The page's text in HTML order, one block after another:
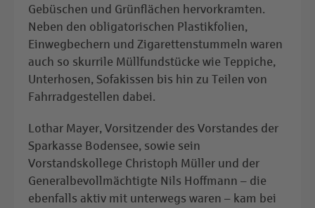
Gebüschen und Grünflächen hervorkramten.
Neben den obligatorischen Plastikfolien,
Einwegbechern und Zigarettenstummeln waren
auch so skurrile Müllfundstücke wie Teppiche,
Unterhosen, Sofakissen bis hin zu Teilen von
Fahrradgestellen dabei.
Lothar Mayer, Vorsitzender des Vorstandes der
Sparkasse Bodensee, sowie sein
Vorstandskollege Christoph Müller und der
Generalbevollmächtigte Nils Hoffmann – die
ebenfalls aktiv mit unterwegs waren – kam bei